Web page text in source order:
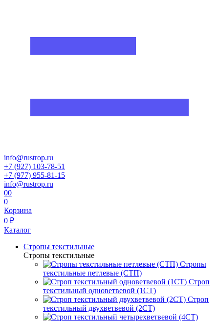
info@rustrop.ru
+7 (927) 103-78-51
+7 (977) 955-81-15
info@rustrop.ru
00
0
Корзина
0 ₽
Каталог
Стропы текстильные
Стропы текстильные
Стропы
текстильные петлевые (СТП)
Строп
текстильный одноветвевой (1СТ)
Строп
текстильный двухветвевой (2СТ)